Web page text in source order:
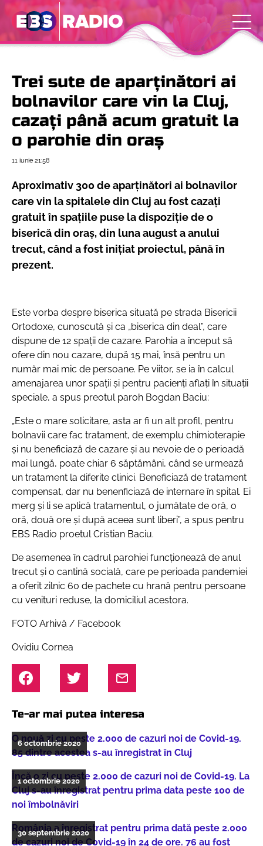
Trei sute de aparținători ai
bolnavilor care vin la Cluj,
cazați până acum gratuit la
o parohie din oraș
11 iunie 21:58
Aproximativ 300 de aparținători ai bolnavilor
care vin la spitalele din Cluj au fost cazați
gratuit în spațiile puse la dispoziție de o
biserică din oraș, din luna august a anului
trecut, când a fost inițiat proiectul, până în
prezent.
Este vorba despre biserica situată pe strada Bisericii
Ortodoxe, cunoscută și ca „biserica din deal”, care
dispune de 12 spații de cazare. Parohia a început să
ofere din nou cazare, după 15 mai, însă pentru un
număr mai mic de persoane. Pe viitor, se ia în calcul
amenajarea unor spații și pentru pacienți aflați în situații
speciale, a spus preotul paroh Bogdan Baciu:
„Este o mare solicitare, asta ar fi un alt profil, pentru
bolnavii care fac tratament, de exemplu chimioterapie
și nu beneficiază de cazare și au nevoie de o perioadă
mai lungă, poate chiar 6 săptămâni, când se urmează
un tratament la diferite clinici. Beneficiază de tratament
compensat, dar nu benenficiază de internare în spital. Ei
merg și li se aplică tratamentul, o jumătate de oră, o
oră, două ore și după aceea sunt liberi”, a spus pentru
EBS Radio proetul Cristian Baciu.
De asemenea în cadrul parohiei funcționează de anul
trecut și o cantină socială, care pe perioada pandemiei
a oferit zilnic 60 de pachete cu hrană pentru persoane
cu venituri reduse, la domiciliul acestora.
FOTO Arhivă / Facebook
Ovidiu Cornea
Te-ar mai putea interesa
O nouă zi cu peste 2.000 de cazuri noi de Covid-19.
85 dintre acestea s-au înregistrat în Cluj
6 octombrie 2020
Încă o zi cu peste 2.000 de cazuri noi de Covid-19. La
Cluj s-au înregistrat pentru prima data peste 100 de
noi îmbolnăviri
1 octombrie 2020
România a înregistrat pentru prima dată peste 2.000
de cazuri noi de Covid-19 în 24 de ore. 76 au fost
30 septembrie 2020